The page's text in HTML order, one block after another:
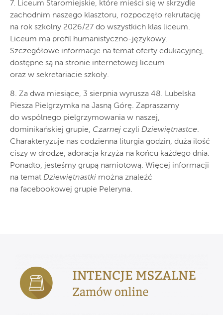
7. Liceum Staromiejskie, które mieści się w skrzydle
zachodnim naszego klasztoru, rozpoczęło rekrutację
na rok szkolny 2026/27 do wszystkich klas liceum.
Liceum ma profil humanistyczno-językowy.
Szczegółowe informacje na temat oferty edukacyjnej,
dostępne są na stronie internetowej liceum
oraz w sekretariacie szkoły.
8. Za dwa miesiące, 3 sierpnia wyrusza 48. Lubelska
Piesza Pielgrzymka na Jasną Górę. Zapraszamy
do wspólnego pielgrzymowania w naszej,
dominikańskiej grupie, Czarnej czyli Dziewiętnastce.
Charakteryzuje nas codzienna liturgia godzin, duża ilość
ciszy w drodze, adoracja krzyża na końcu każdego dnia.
Ponadto, jesteśmy grupą namiotową. Więcej informacji
na temat Dziewiętnastki można znaleźć
na facebookowej grupie Peleryna.